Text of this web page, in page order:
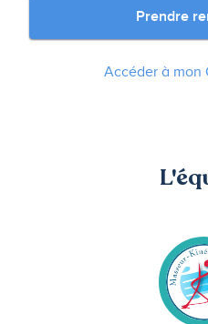
Prendre
Accéder à mon